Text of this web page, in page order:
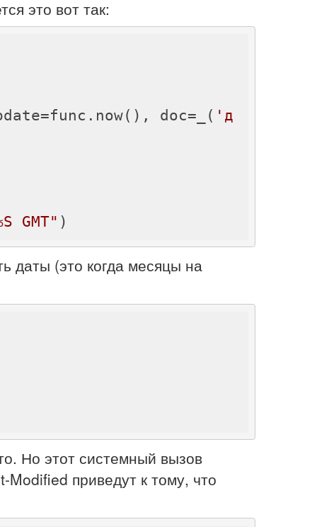
это вот так:
doc=_(
'д
GMT" )
даты (это когда месяцы на
Но этот системный вызов
приведут к тому, что